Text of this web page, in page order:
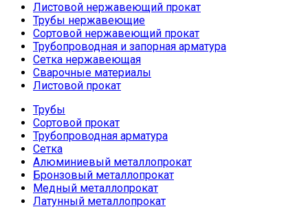
Листовой нержавеющий прокат
Трубы нержавеющие
Сортовой нержавеющий прокат
Трубопроводная и запорная арматура
Сетка нержавеющая
Сварочные материалы
Листовой прокат
Трубы
Сортовой прокат
Трубопроводная арматура
Сетка
Алюминиевый металлопрокат
Бронзовый металлопрокат
Медный металлопрокат
Латунный металлопрокат